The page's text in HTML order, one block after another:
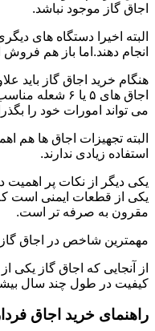
اجاق گاز موجود نباشد.
البته اخیرا دستگاه های
انجام دهند.اما باز هم
هنگام خرید اجاق گاز باید
می تواند امورات خود را
البته تجهیزات اجاق ها هم
استفاده زیادی ندارند.
یکی دیگر از نکات پر اهمیت
یکی از قطعات ایمنی است
مقرون به صرفه تر است.
مهمترین شاخص در اجاق گاز
از آنجایی که اجاق گاز
کیفیت در طول چند سال
راهنمای خرید اجاق